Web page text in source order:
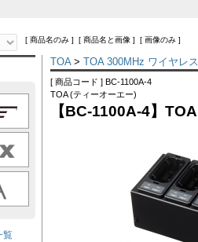
[ 商品名のみ ] [ 商品名と画像 ] [ 画像のみ ]
TOA> TOA 300MHz ワイヤレ
[ 商品コード ] BC-1100A-4
TOA (ティーオーエー)
【BC-1100A-4】
覧